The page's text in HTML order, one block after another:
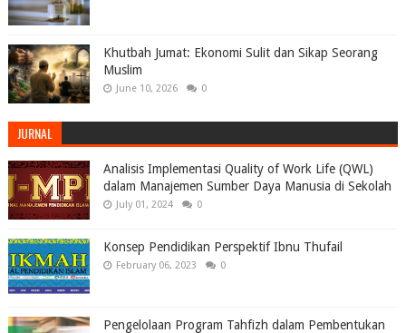
Khutbah Jumat: Ekonomi Sulit dan Sikap Seorang
Muslim
June 10, 2026 0
JURNAL
Analisis Implementasi Quality of Work Life (QWL)
dalam Manajemen Sumber Daya Manusia di Sekolah
July 01, 2024 0
Konsep Pendidikan Perspektif Ibnu Thufail
February 06, 2023 0
Pengelolaan Program Tahfizh dalam Pembentukan